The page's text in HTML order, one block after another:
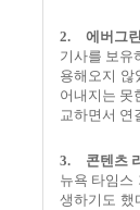
2. 에버그린
기사를 보유
용해오지 않
어내지는 못
교하면서 연
3. 콘텐츠
뉴욕 타임스
생하기도 했